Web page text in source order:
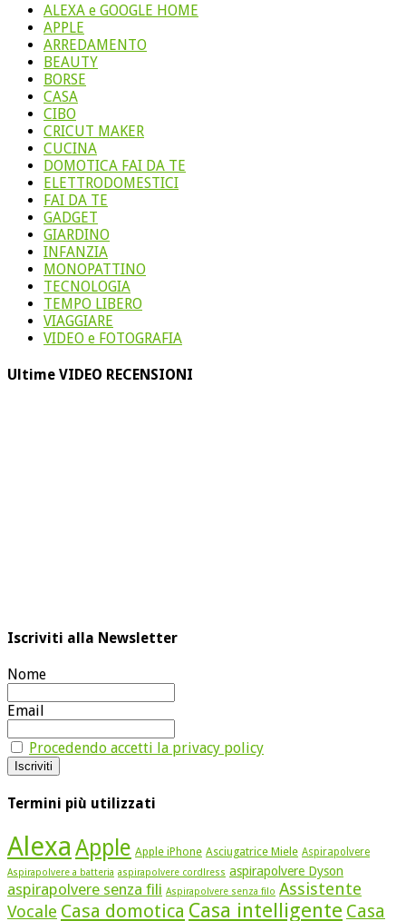
ALEXA e GOOGLE HOME
APPLE
ARREDAMENTO
BEAUTY
BORSE
CASA
CIBO
CRICUT MAKER
CUCINA
DOMOTICA FAI DA TE
ELETTRODOMESTICI
FAI DA TE
GADGET
GIARDINO
INFANZIA
MONOPATTINO
TECNOLOGIA
TEMPO LIBERO
VIAGGIARE
VIDEO e FOTOGRAFIA
Ultime VIDEO RECENSIONI
Iscriviti alla Newsletter
Nome
Email
Procedendo accetti la privacy policy
Termini più utilizzati
Alexa Apple Apple iPhone Asciugatrice Miele Aspirapolvere
Aspirapolvere a batteria aspirapolvere cordlress aspirapolvere Dyson
aspirapolvere senza fili Aspirapolvere senza filo Assistente
Vocale Casa domotica Casa intelligente Casa